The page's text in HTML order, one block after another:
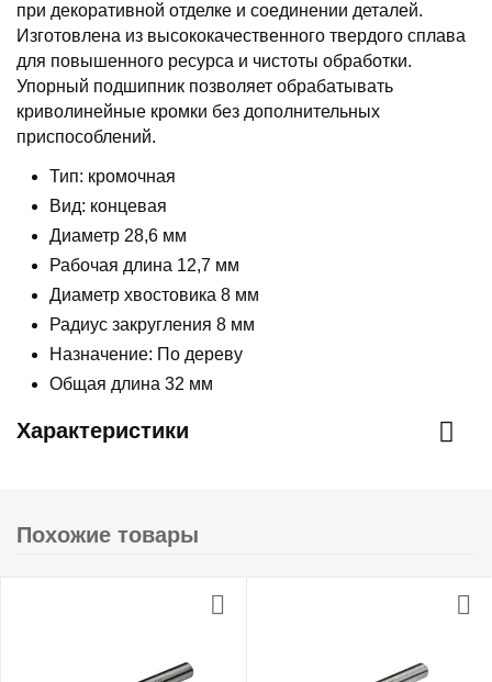
при декоративной отделке и соединении деталей.
Изготовлена из высококачественного твердого сплава
для повышенного ресурса и чистоты обработки.
Упорный подшипник позволяет обрабатывать
криволинейные кромки без дополнительных
приспособлений.
Тип: кромочная
Вид: концевая
Диаметр 28,6 мм
Рабочая длина 12,7 мм
Диаметр хвостовика 8 мм
Радиус закругления 8 мм
Назначение: По дереву
Общая длина 32 мм
Характеристики
Похожие товары